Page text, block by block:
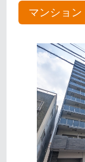
マンション